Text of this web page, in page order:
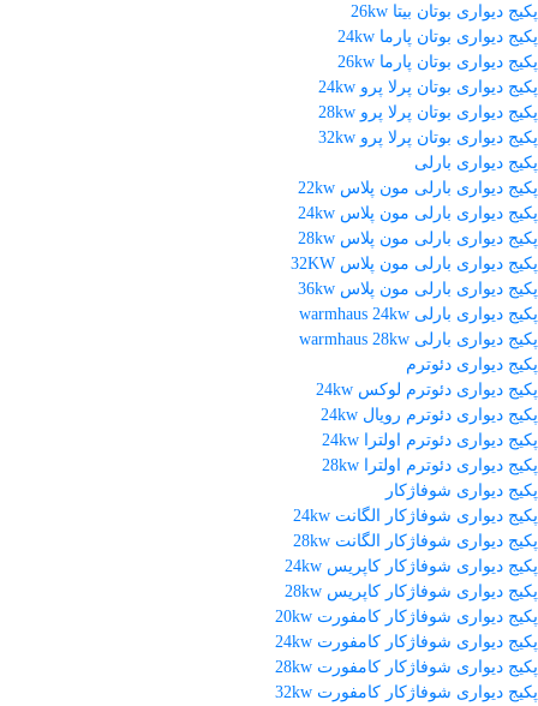
پکیج دیواری بوتان بیتا 26kw
پکیج دیواری بوتان پارما 24kw
پکیج دیواری بوتان پارما 26kw
پکیج دیواری بوتان پرلا پرو 24kw
پکیج دیواری بوتان پرلا پرو 28kw
پکیج دیواری بوتان پرلا پرو 32kw
پکیج دیواری بارلی
پکیج دیواری بارلی مون پلاس 22kw
پکیج دیواری بارلی مون پلاس 24kw
پکیج دیواری بارلی مون پلاس 28kw
پکیج دیواری بارلی مون پلاس 32KW
پکیج دیواری بارلی مون پلاس 36kw
پکیج دیواری بارلی warmhaus 24kw
پکیج دیواری بارلی warmhaus 28kw
پکیج دیواری دئوترم
پکیج دیواری دئوترم لوکس 24kw
پکیج دیواری دئوترم رویال 24kw
پکیج دیواری دئوترم اولترا 24kw
پکیج دیواری دئوترم اولترا 28kw
پکیج دیواری شوفاژکار
پکیج دیواری شوفاژکار الگانت 24kw
پکیج دیواری شوفاژکار الگانت 28kw
پکیج دیواری شوفاژکار کاپریس 24kw
پکیج دیواری شوفاژکار کاپریس 28kw
پکیج دیواری شوفاژکار کامفورت 20kw
پکیج دیواری شوفاژکار کامفورت 24kw
پکیج دیواری شوفاژکار کامفورت 28kw
پکیج دیواری شوفاژکار کامفورت 32kw